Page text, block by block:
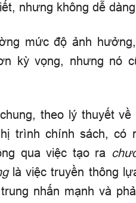
nhưng không dễ
mức độ ảnh
kỳ vọng, nhưng nó
theo lý thuyết
trình chính sách, có
qua việc tạo ra
là việc truyền thông
nhấn mạnh và